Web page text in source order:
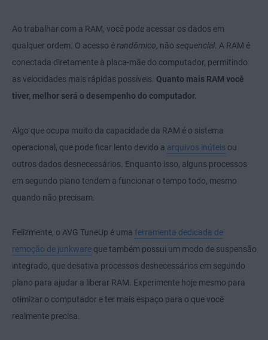
Ao trabalhar com a RAM, você pode acessar os dados em
qualquer ordem. O acesso érandômico, não sequencial. A RAM é
conectada diretamente à placa-mãe do computador, permitindo
as velocidades mais rápidas possíveis. Quanto mais RAM você
tiver, melhor será o desempenho do computador.
Algo que ocupa muito da capacidade da RAM é o sistema
operacional, que pode ficar lento devido a arquivos inúteis ou
outros dados desnecessários. Enquanto isso, alguns processos
em segundo plano tendem a funcionar o tempo todo, mesmo
quando não precisam.
Felizmente, o AVG TuneUp é uma ferramenta dedicada de
remoção de junkware que também possui um modo de suspensão
integrado, que desativa processos desnecessários em segundo
plano para ajudar a liberar RAM. Experimente hoje mesmo para
otimizar o computador e ter mais espaço para o que você
realmente precisa.